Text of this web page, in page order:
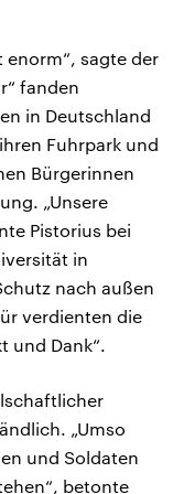
enorm“, sagte der
fanden
in Deutschland
Fuhrpark und
Bürgerinnen
„Unsere
Pistorius bei
in
nach außen
verdienten die
und Dank“.
„Umso
und Soldaten
betonte